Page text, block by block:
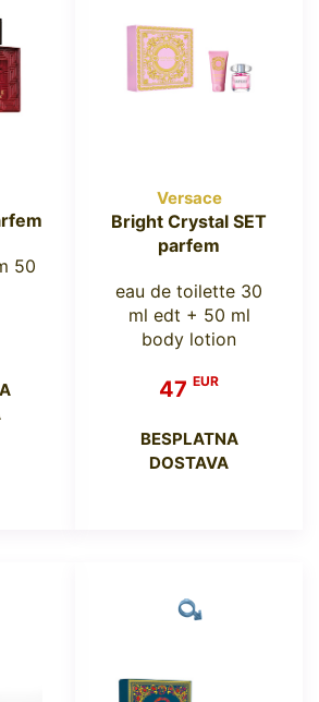
50
Versace
Bright Crystal SET
parfem
eau de toilette 30
ml edt + 50 ml
body lotion
47 EUR
BESPLATNA
DOSTAVA